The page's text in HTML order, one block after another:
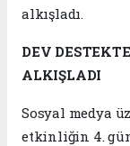
alkışladı.
DEV
ALKIŞLADI
Sosyal medya
etkinliğin 4.